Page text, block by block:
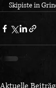
Skipiste in